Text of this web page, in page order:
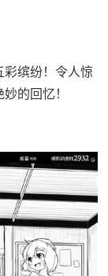
彩缤纷！令人惊
的回忆！